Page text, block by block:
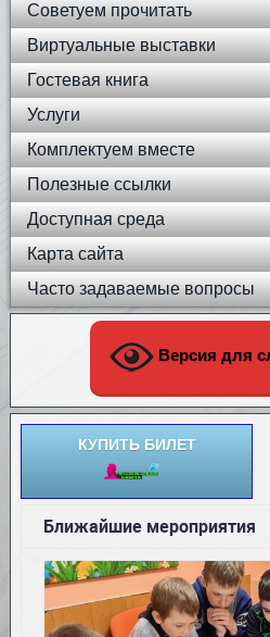
Советуем прочитать
Виртуальные выставки
Гостевая книга
Услуги
Комплектуем вместе
Полезные ссылки
Доступная среда
Карта сайта
Часто задаваемые вопросы
Версия для
КУПИТЬ БИЛЕТ